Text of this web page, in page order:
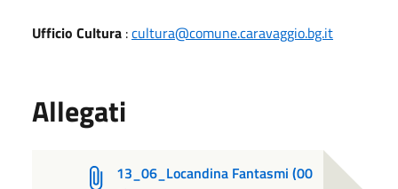
Ufficio Cultura :cultura@comune.caravaggio.bg.it
Allegati
13_06_Locandina Fantasmi (00